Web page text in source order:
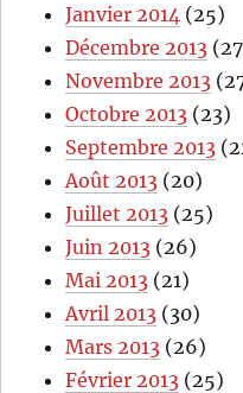
Janvier 2014 (25)
Décembre 2013
Novembre 2013
Octobre 2013 (23)
Septembre 2013
Août 2013 (20)
Juillet 2013 (25)
Juin 2013 (26)
Mai 2013 (21)
Avril 2013 (30)
Mars 2013 (26)
Février 2013 (25)